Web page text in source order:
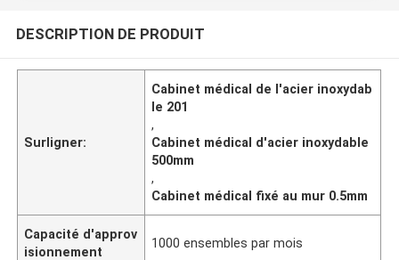
DESCRIPTION DE PRODUIT
Surligner:
Cabinet médical de l'acier inoxydab
le 201
,
Cabinet médical d'acier inoxydable
500mm
,
Cabinet médical fixé au mur 0.5mm
Capacité d'approv
isionnement
1000 ensembles par mois